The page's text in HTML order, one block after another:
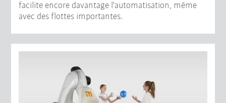
facilite encore davantage l'automatisation, même
avec des flottes importantes.